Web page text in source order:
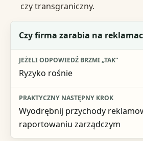
czy transgraniczny.
Pytanie kontrolne
Jeżeli odpowiedź brzmi „tak”
Praktyczny następny krok
Czy firma zarabia na
Ryzyko rośnie
Wyodrębnij przychody
raportowaniu zarządczym